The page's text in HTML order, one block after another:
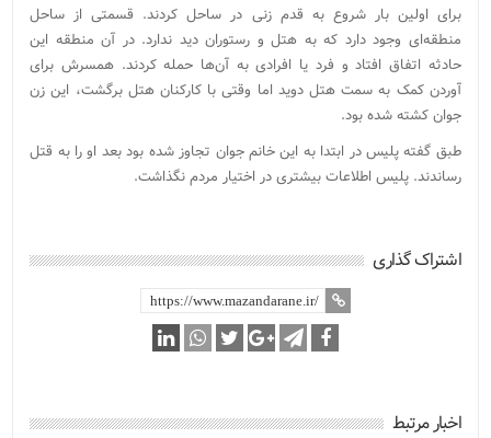
برای اولین بار شروع به قدم زنی در ساحل کردند. قسمتی از ساحل
منطقه‌ای وجود دارد که به هتل و رستوران دید ندارد. در آن منطقه این
حادثه اتفاق افتاد و فرد یا افرادی به آن‌ها حمله کردند. همسرش برای
آوردن کمک به سمت هتل دوید اما وقتی با کارکنان هتل برگشت، این زن
جوان کشته شده بود.
طبق گفته پلیس در ابتدا به این خانم جوان تجاوز شده بود بعد او را به قتل
رساندند. پلیس اطلاعات بیشتری در اختیار مردم نگذاشت.
اشتراک گذاری
اخبار مرتبط